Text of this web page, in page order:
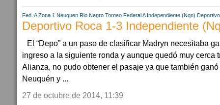
Fed. A Zona 1 Neuquen Rio Negro Torneo Federal A Independiente (Nqn)
Deportivo Roca 1-3 Independiente
El “Depo” a un paso de clasificar Madryn necesitaba
ingreso a la siguiente ronda y aunque quedó muy cerca
Alianza, no pudo obtener el pasaje ya que también
Neuquén y ...
27 de octubre de 2014, 11:39